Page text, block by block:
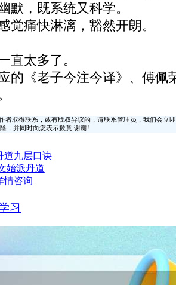
默，既系统又科学。
觉痛快淋漓，豁然开朗。
直太多了。
《老子今注今译》、傅佩
取得联系，或有版权异议的，请联系管理员，我们会
，并同时向您表示歉意,谢谢!
道九层口诀
始派丹道
情咨询
习